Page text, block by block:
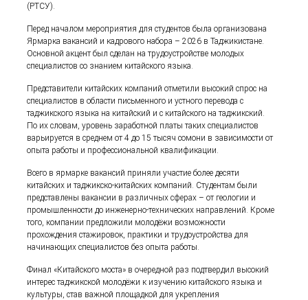
(РТСУ).
Перед началом мероприятия для студентов была организована
Ярмарка вакансий и кадрового набора – 2026 в Таджикистане.
Основной акцент был сделан на трудоустройстве молодых
специалистов со знанием китайского языка.
Представители китайских компаний отметили высокий спрос на
специалистов в области письменного и устного перевода с
таджикского языка на китайский и с китайского на таджикский.
По их словам, уровень заработной платы таких специалистов
варьируется в среднем от 4 до 15 тысяч сомони в зависимости от
опыта работы и профессиональной квалификации.
Всего в ярмарке вакансий приняли участие более десяти
китайских и таджикско-китайских компаний. Студентам были
представлены вакансии в различных сферах – от геологии и
промышленности до инженерно-технических направлений. Кроме
того, компании предложили молодёжи возможности
прохождения стажировок, практики и трудоустройства для
начинающих специалистов без опыта работы.
Финал «Китайского моста» в очередной раз подтвердил высокий
интерес таджикской молодёжи к изучению китайского языка и
культуры, став важной площадкой для укрепления